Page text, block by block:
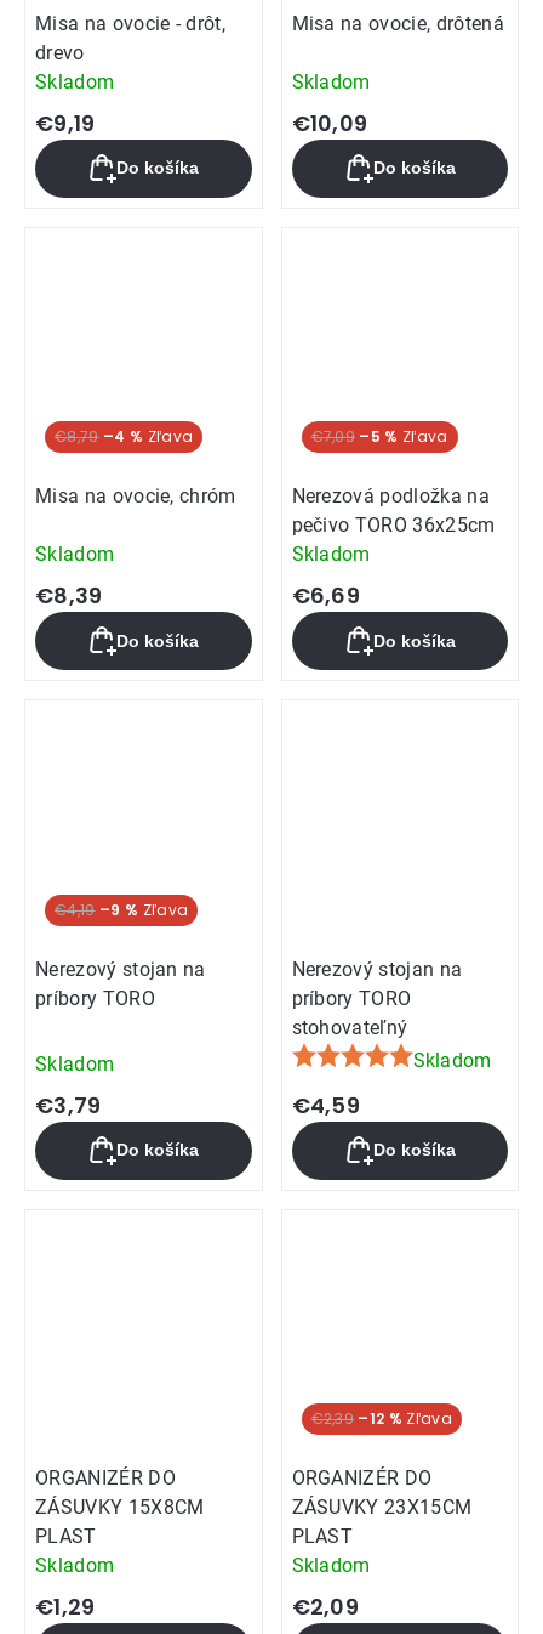
Misa na ovocie - drôt,
drevo
Skladom
€9,19
Do košíka
Misa na ovocie, drôtená
Skladom
€10,09
Do košíka
€8,79 –4 %
Misa na ovocie, chróm
Skladom
€8,39
Do košíka
€7,09 –5 %
Nerezová podložka na
pečivo TORO 36x25cm
Skladom
€6,69
Do košíka
€4,19 –9 %
Nerezový stojan na
príbory TORO
Skladom
€3,79
Do košíka
Nerezový stojan na
príbory TORO
stohovateľný
Priemerné
hodnotenie
produktu
je
5,0
Skladom
€4,59
Do košíka
ORGANIZÉR DO
ZÁSUVKY 15X8CM
PLAST
Skladom
€1,29
€2,39 –12 %
ORGANIZÉR DO
ZÁSUVKY 23X15CM
PLAST
Skladom
€2,09